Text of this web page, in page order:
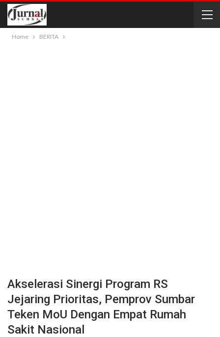
Home BERITA
Akselerasi Sinergi Program RS
Jejaring Prioritas, Pemprov Sumbar
Teken MoU Dengan Empat Rumah
Sakit Nasional